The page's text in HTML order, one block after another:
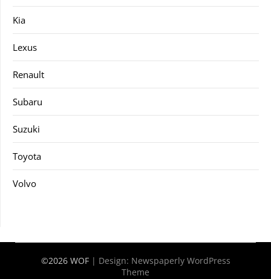
Kia
Lexus
Renault
Subaru
Suzuki
Toyota
Volvo
©2026 WOF | Design: Newspaperly WordPress
Theme